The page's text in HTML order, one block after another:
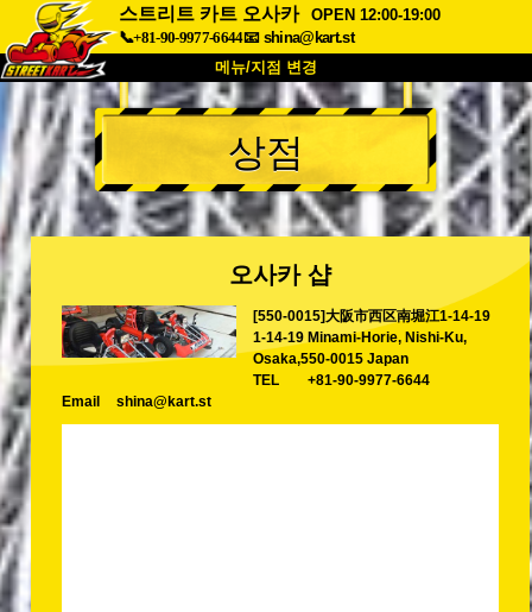
스트리트 카트 오사카
OPEN 12:00-19:00
📞+81-90-9977-6644📧 shina@kart.st
메뉴/지점 변경
최상단
소개 사양 가격
접근성 고객 리뷰 자주 묻는 질문
회사 정보 예약
지점 변경
도쿄 시나가와 #1 도쿄 아키하바라#1
도쿄 아키하바라#2 도쿄 시부야
도쿄 시부야 애넥스
상점
오사카 샵
[550-0015]大阪市西区南堀江1-14-19
1-14-19 Minami-Horie, Nishi-Ku,
Osaka,550-0015 Japan
TEL
+81-90-9977-6644
Email
shina@kart.st